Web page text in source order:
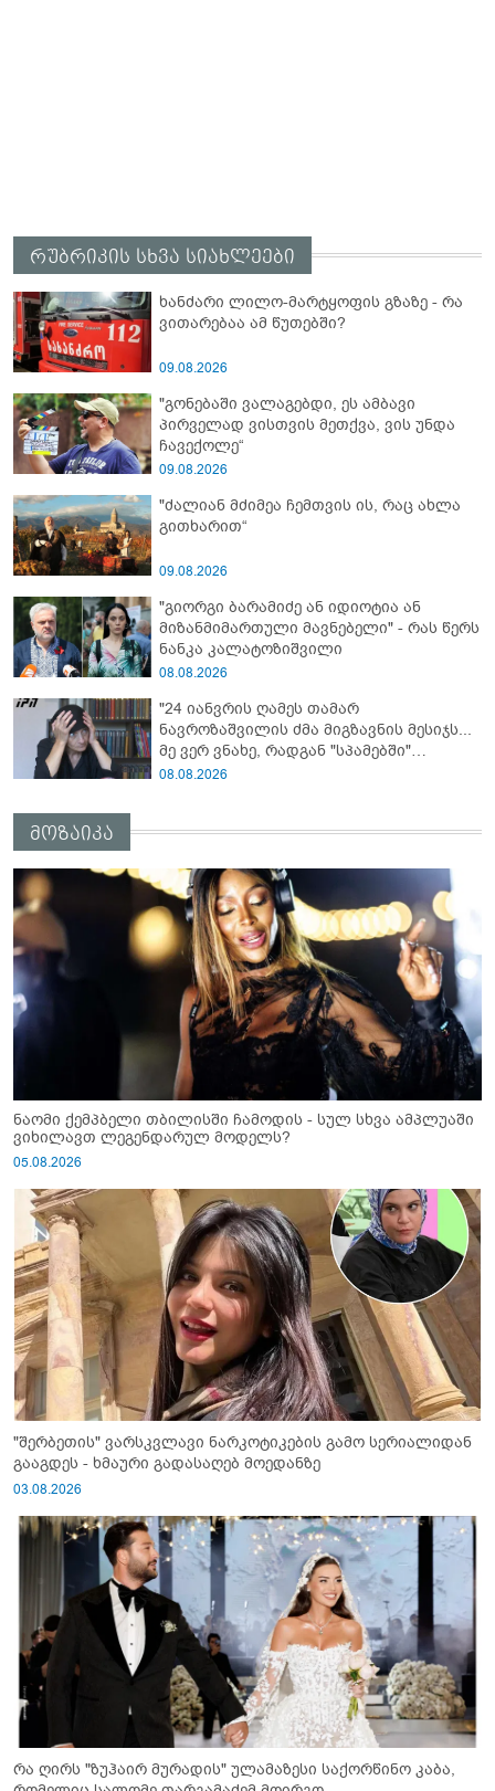
რუბრიკის სხვა სიახლეები
ხანძარი ლილო-მარტყოფის გზაზე - რა
ვითარებაა ამ წუთებში?
09.08.2026
"გონებაში ვალაგებდი, ეს ამბავი
პირველად ვისთვის მეთქვა, ვის უნდა
ჩავექოლე“
09.08.2026
"ძალიან მძიმეა ჩემთვის ის, რაც ახლა
გითხარით“
09.08.2026
"გიორგი ბარამიძე ან იდიოტია ან
მიზანმიმართული მავნებელი" - რას წერს
ნანკა კალატოზიშვილი
08.08.2026
"24 იანვრის ღამეს თამარ
ნავროზაშვილის ძმა მიგზავნის მესიჯს...
მე ვერ ვნახე, რადგან "სპამებში"
ჩავარდა": რა მისწერა ნია იმნაძის ბიძამ
08.08.2026
მოზაიკა
ნაომი ქემპბელი თბილისში ჩამოდის - სულ სხვა ამპლუაში
ვიხილავთ ლეგენდარულ მოდელს?
05.08.2026
"შერბეთის" ვარსკვლავი ნარკოტიკების გამო სერიალიდან
გააგდეს - ხმაური გადასაღებ მოედანზე
03.08.2026
რა ღირს "ზუჰაირ მურადის" ულამაზესი საქორწინო კაბა,